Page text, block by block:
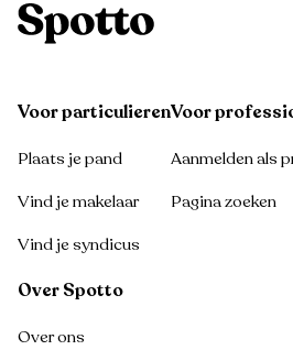
Voor particulieren
Plaats je pand
Vind je makelaar
Vind je syndicus
Voor
Aanmelden als
Pagina zoeken
Over Spotto
Over ons